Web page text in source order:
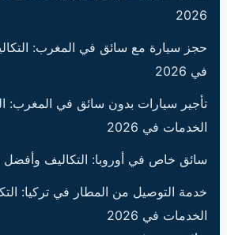
2026
حجز سيارة مع سائق في المغرب:
في 2026
تأجير سيارات بدون سائق في المغرب:
الخدمات في 2026
سائق خاص في أوروبا: التكاليف وأفضل
خدمة التوصيل من المطار في تركيا:
الخدمات في 2026